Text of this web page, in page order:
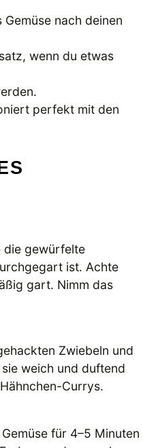
nach deinen
wenn du etwas
perfekt mit den
die gewürfelte
ist. Achte
gart. Nimm das
Zwiebeln und
weich und duftend
Currys.
für 4–5 Minuten